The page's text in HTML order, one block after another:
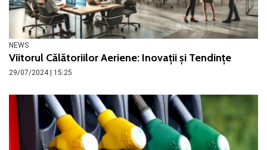
NEWS
Viitorul Călătoriilor Aeriene: Inovații și Tendințe
29/07/2024 | 15:25